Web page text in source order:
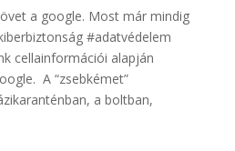
a google. Most már mindig
#adatvédelem
cellainformációi alapján
A “zsebkémet”
a boltban,